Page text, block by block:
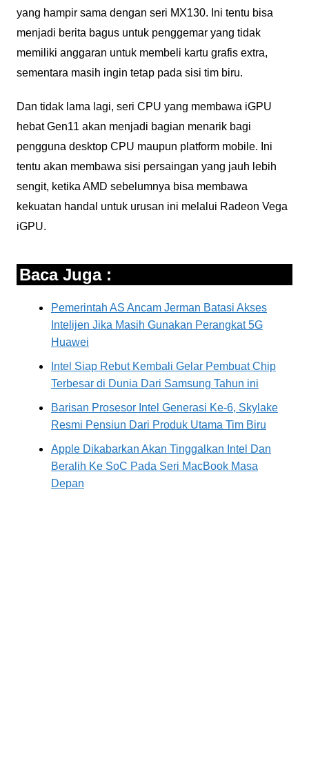
yang hampir sama dengan seri MX130. Ini tentu bisa
menjadi berita bagus untuk penggemar yang tidak
memiliki anggaran untuk membeli kartu grafis extra,
sementara masih ingin tetap pada sisi tim biru.
Dan tidak lama lagi, seri CPU yang membawa iGPU
hebat Gen11 akan menjadi bagian menarik bagi
pengguna desktop CPU maupun platform mobile. Ini
tentu akan membawa sisi persaingan yang jauh lebih
sengit, ketika AMD sebelumnya bisa membawa
kekuatan handal untuk urusan ini melalui Radeon Vega
iGPU.
Baca Juga :
Pemerintah AS Ancam Jerman Batasi Akses
Intelijen Jika Masih Gunakan Perangkat 5G
Huawei
Intel Siap Rebut Kembali Gelar Pembuat Chip
Terbesar di Dunia Dari Samsung Tahun ini
Barisan Prosesor Intel Generasi Ke-6, Skylake
Resmi Pensiun Dari Produk Utama Tim Biru
Apple Dikabarkan Akan Tinggalkan Intel Dan
Beralih Ke SoC Pada Seri MacBook Masa
Depan